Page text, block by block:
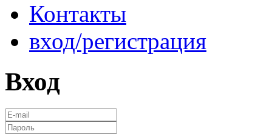
Контакты
вход/регистрация
Вход